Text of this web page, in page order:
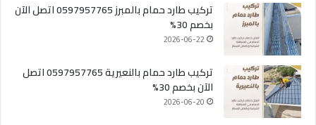
تركيب طارد حمام بالمبرز 0597957765 اتصل الآن
بخصم 30%
2026-06-22
تركيب طارد حمام بالنعيرية 0597957765 اتصل
الآن بخصم 30%
2026-06-20